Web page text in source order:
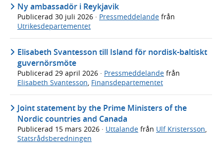
Ny ambassadör i Reykjavik
Publicerad 30 juli 2026 · Pressmeddelande från
Utrikesdepartementet
Elisabeth Svantesson till Island för nordisk-baltiskt
guvernörsmöte
Publicerad 29 april 2026 · Pressmeddelande från
Elisabeth Svantesson Finansdepartementet
Joint statement by the Prime Ministers of the
Nordic countries and Canada
Publicerad 15 mars 2026 · Uttalande från Ulf Kristersson,
Statsrådsberedningen